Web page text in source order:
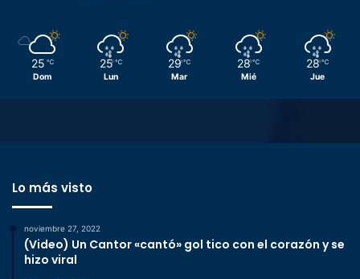
25 ℃
Dom
25 ℃
Lun
29 ℃
Mar
28 ℃
Mié
28 ℃
Jue
Lo más visto
noviembre 27, 2022
(Video) Un Cantor «cantó» gol tico con el corazón y se
hizo viral